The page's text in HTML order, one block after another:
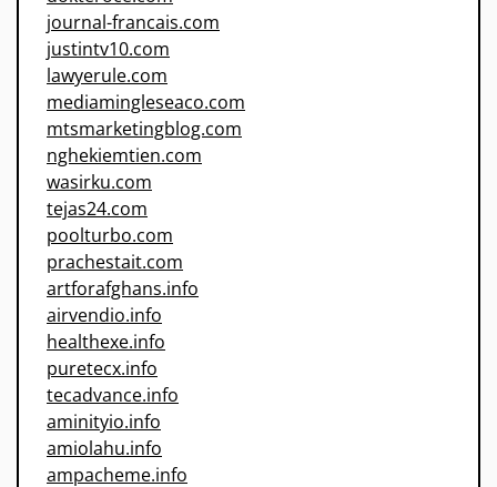
journal-francais.com
justintv10.com
lawyerule.com
mediamingleseaco.com
mtsmarketingblog.com
nghekiemtien.com
wasirku.com
tejas24.com
poolturbo.com
prachestait.com
artforafghans.info
airvendio.info
healthexe.info
puretecx.info
tecadvance.info
aminityio.info
amiolahu.info
ampacheme.info